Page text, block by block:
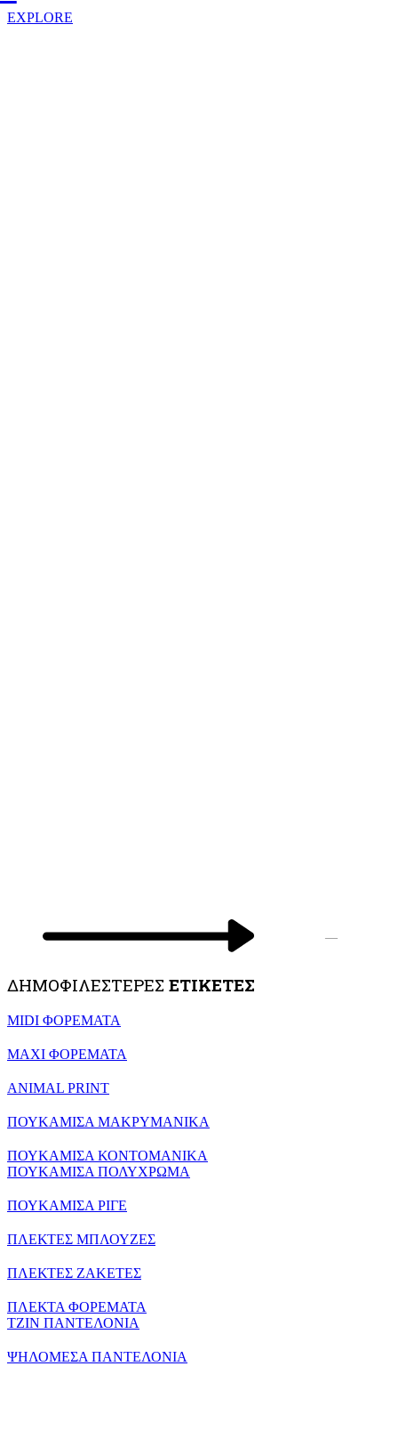
EXPLORE
—
ΔΗΜΟΦΙΛΕΣΤΕΡΕΣ ΕΤΙΚΕΤΕΣ
MIDI ΦΟΡΕΜΑΤΑ
MAXI ΦΟΡΕΜΑΤΑ
ANIMAL PRINT
ΠΟΥΚΑΜΙΣΑ ΜΑΚΡΥΜΑΝΙΚΑ
ΠΟΥΚΑΜΙΣΑ ΚΟΝΤΟΜΑΝΙΚΑ
ΠΟΥΚΑΜΙΣΑ ΠΟΛΥΧΡΩΜΑ
ΠΟΥΚΑΜΙΣΑ ΡΙΓΕ
ΠΛΕΚΤΕΣ ΜΠΛΟΥΖΕΣ
ΠΛΕΚΤΕΣ ΖΑΚΕΤΕΣ
ΠΛΕΚΤΑ ΦΟΡΕΜΑΤΑ
ΤΖΙΝ ΠΑΝΤΕΛΟΝΙΑ
ΨΗΛΟΜΕΣΑ ΠΑΝΤΕΛΟΝΙΑ